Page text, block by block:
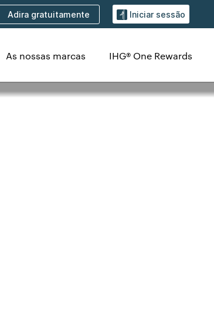
Adira gratuitamente Iniciar sessão
As nossas marcas IHG® One Rewards